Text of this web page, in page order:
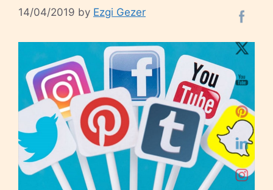
14/04/2019 by Ezgi Gezer